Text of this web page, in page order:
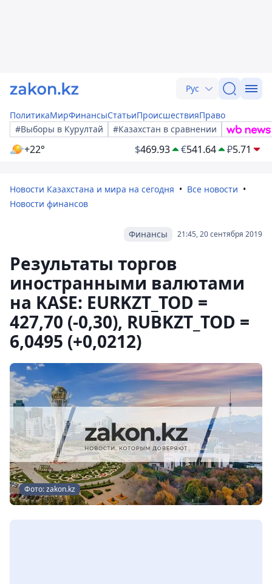
Рус
ПолитикаМирФинансыСтатьиПроисшествияПраво
#Выборы в Курултай
#Казахстан в сравнении
+22° $469.93 €541.64 ₽5.71
Новости Казахстана и мира на сегодня
Все новости
Новости финансов
21:45, 20 сентября 2019
Финансы
Результаты торгов
иностранными валютами
на KASE: EURKZT_TOD =
427,70 (-0,30), RUBKZT_TOD =
6,0495 (+0,0212)
Фото: zakon.kz